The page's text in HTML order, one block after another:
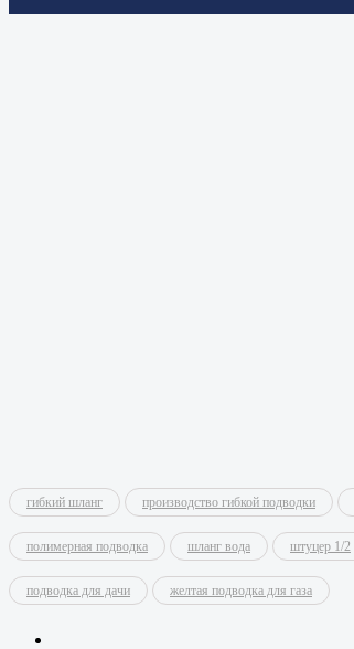
гибкий шланг производство гибкой подводки
полимерная подводка шланг вода штуцер 1/2
подводка для дачи желтая подводка для газа